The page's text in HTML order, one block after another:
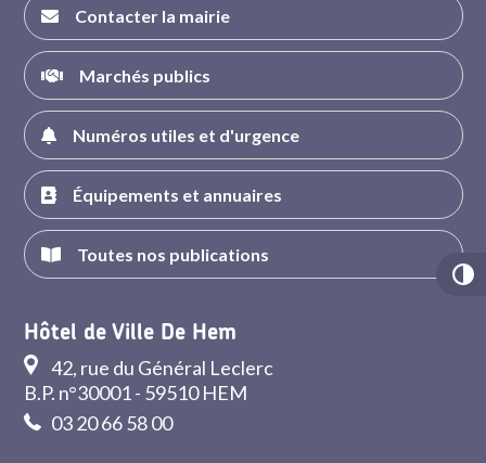
Contacter la mairie
Marchés publics
Numéros utiles et d'urgence
Équipements et annuaires
Toutes nos publications
Hôtel de Ville De Hem
42, rue du Général Leclerc
B.P. n°30001 - 59510 HEM
03 20 66 58 00